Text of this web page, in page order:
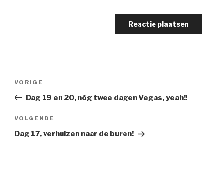
Vorig
bericht
VORIGE
Dag 19 en 20, nóg twee dagen Vegas, yeah!!
Volgend
bericht
VOLGENDE
Dag 17, verhuizen naar de buren!